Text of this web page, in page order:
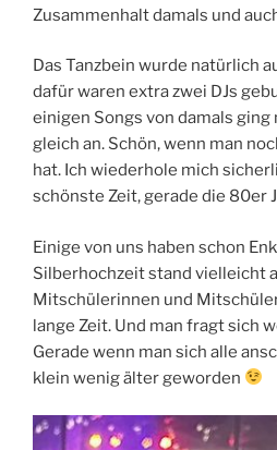
Zusammenhalt damals und
Das Tanzbein wurde natürlich
dafür waren extra zwei DJs
einigen Songs von damals
gleich an. Schön, wenn man
hat. Ich wiederhole mich
schönste Zeit, gerade die 80er
Einige von uns haben schon
Silberhochzeit stand vielleicht
Mitschülerinnen und
lange Zeit. Und man fragt sich
Gerade wenn man sich alle
klein wenig älter geworden